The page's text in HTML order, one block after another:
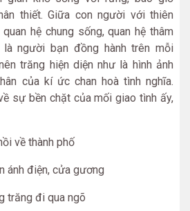
thiết. Giữa con người với thiên
hệ chung sống, quan hệ thâm
là người bạn đồng hành trên mỗi
trăng hiện diện như là hình ảnh
của kí ức chan hoà tình nghĩa.
sự bền chặt của mối giao tình ấy,
phố
cửa gương
qua ngõ